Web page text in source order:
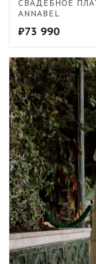
СВАДЕБНОЕ
ANNABEL
₽73 990